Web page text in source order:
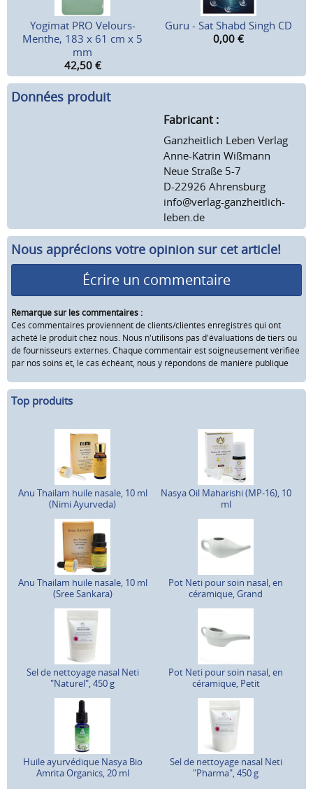
Yogimat PRO Velours-
Menthe, 183 x 61 cm x 5
mm
42,50 €
Guru - Sat Shabd Singh CD
0,00 €
Données produit
Fabricant :
Ganzheitlich Leben Verlag
Anne-Katrin Wißmann
Neue Straße 5-7
D-22926 Ahrensburg
info@verlag-ganzheitlich-
leben.de
Nous apprécions votre opinion sur cet article!
Écrire un commentaire
Remarque sur les commentaires :
Ces commentaires proviennent de clients/clientes enregistrés qui ont
acheté le produit chez nous. Nous n'utilisons pas d'évaluations de tiers ou
de fournisseurs externes. Chaque commentair est soigneusement vérifiée
par nos soins et, le cas échéant, nous y répondons de manière publique
Top produits
Anu Thailam huile nasale, 10 ml
(Nimi Ayurveda)
Nasya Oil Maharishi (MP-16), 10
ml
Anu Thailam huile nasale, 10 ml
(Sree Sankara)
Pot Neti pour soin nasal, en
céramique, Grand
Sel de nettoyage nasal Neti
"Naturel", 450 g
Pot Neti pour soin nasal, en
céramique, Petit
Huile ayurvédique Nasya Bio
Amrita Organics, 20 ml
Sel de nettoyage nasal Neti
"Pharma", 450 g